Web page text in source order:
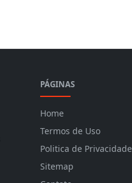
PÁGINAS
Home
Termos de Uso
Politica de Privacidade
Sitemap